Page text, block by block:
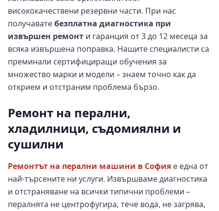
висококачествени резервни части. При нас
получаватебезплатна диагностика при
извършен ремонт и гаранция от 3 до 12 месеца за
всяка извършена поправка. Нашите специалисти са
преминали сертифициращи обучения за
множество марки и модели – знаем точно как да
открием и отстраним проблема бързо.
Ремонт на перални,
хладилници, съдомиялни и
сушилни
Ремонтът на перални машини в София е една от
най-търсените ни услуги. Извършваме диагностика
и отстраняване на всички типични проблеми –
пералнята не центрофугира, тече вода, не загрява,